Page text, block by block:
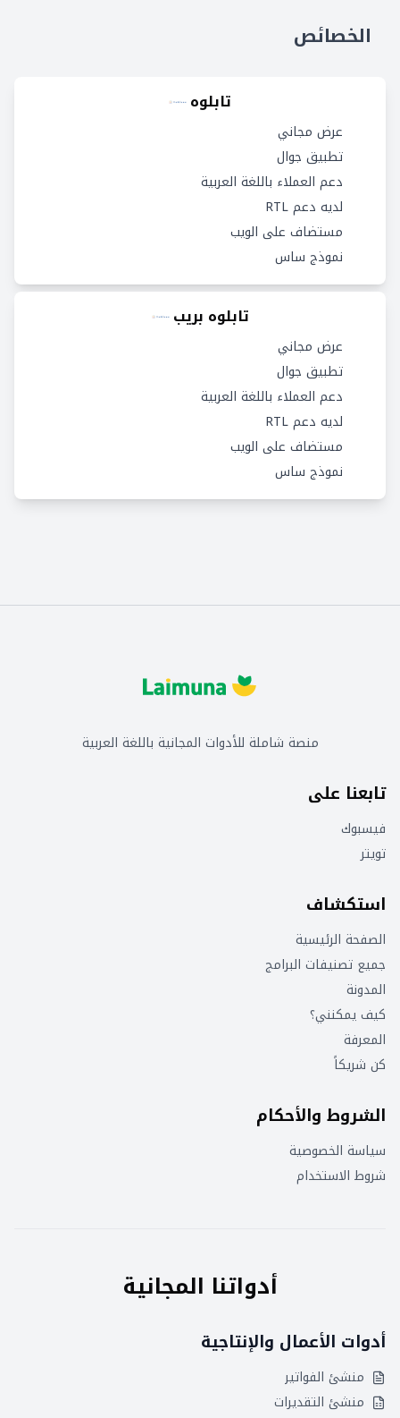
الخصائص
تابلوه
عرض مجاني
تطبيق جوال
دعم العملاء باللغة العربية
لديه دعم RTL
مستضاف على الويب
نموذج ساس
تابلوه بريب
عرض مجاني
تطبيق جوال
دعم العملاء باللغة العربية
لديه دعم RTL
مستضاف على الويب
نموذج ساس
منصة شاملة للأدوات المجانية باللغة العربية
تابعنا على
فيسبوك
تويتر
استكشاف
الصفحة الرئيسية
جميع تصنيفات البرامج
المدونة
كيف يمكنني؟
المعرفة
كن شريكاً
الشروط والأحكام
سياسة الخصوصية
شروط الاستخدام
أدواتنا المجانية
أدوات الأعمال والإنتاجية
منشئ الفواتير
منشئ التقديرات